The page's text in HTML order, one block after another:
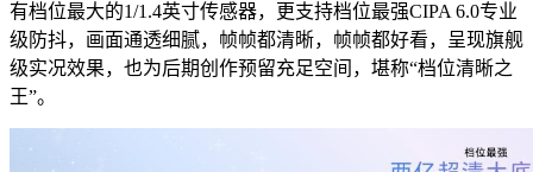
有档位最大的1/1.4英寸传感器，更支持档位最强CIPA 6.0专业
级防抖，画面通透细腻，帧帧都清晰，帧帧都好看，呈现旗舰
级实况效果，也为后期创作预留充足空间，堪称“档位清晰之
王”。